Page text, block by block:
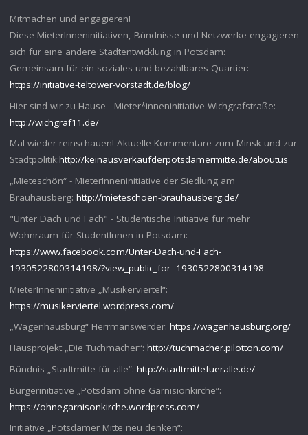
Mitmachen und engagieren!
Diese MieterInneninitiativen, Bündnisse und Netzwerke engagieren
sich für eine andere Stadtentwicklung in Potsdam:
Gemeinsam für ein soziales und bezahlbares Quartier:
https://initiative-teltower-vorstadt.de/blog/
Hier sind wir zu Hause - Mieter*inneninitiative Wichgrafstraße:
http://wichgraf11.de/
Mal wieder reinschauen! Aktuelle Kommentare zum Minsk und zur
Stadtpolitik:http://keinausverkaufderpotsdamermitte.de/aboutus
„Mieteschön“ - MieterInneninitiative der Siedlung am
Brauhausberg: http://mieteschoen-brauhausberg.de/
"Unter Dach und Fach" - Studentische Initiative für mehr
Wohnraum für StudentInnen in Potsdam:
https://www.facebook.com/Unter-Dach-und-Fach-
1930522800314198/?view_public_for=1930522800314198
MieterInneninitiative „Musikerviertel“:
https://musikerviertel.wordpress.com/
„Wagenhausburg“ Herrmanswerder: https://wagenhausburg.org/
Hausprojekt „Die Tuchmacher“: http://tuchmacher.pilotton.com/
Bündnis „Stadtmitte für alle“: http://stadtmittefueralle.de/
Bürgerinitiative „Potsdam ohne Garnisionkirche“:
https://ohnegarnisonkirche.wordpress.com/
Initiative „Potsdamer Mitte neu denken“: